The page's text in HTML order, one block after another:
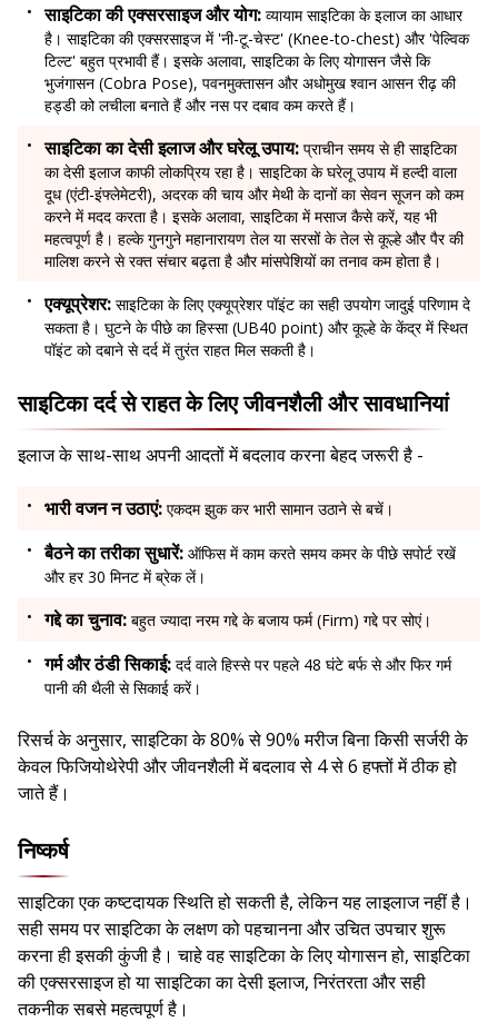
साइटिका की एक्सरसाइज और योग: व्यायाम साइटिका के इलाज का आधार
है। साइटिका की एक्सरसाइज में 'नी-टू-चेस्ट' (Knee-to-chest) और 'पेल्विक
टिल्ट' बहुत प्रभावी हैं। इसके अलावा, साइटिका के लिए योगासन जैसे कि
भुजंगासन (Cobra Pose), पवनमुक्तासन और अधोमुख श्वान आसन रीढ़ की
हड्डी को लचीला बनाते हैं और नस पर दबाव कम करते हैं।
साइटिका का देसी इलाज और घरेलू उपाय: प्राचीन समय से ही साइटिका
का देसी इलाज काफी लोकप्रिय रहा है। साइटिका के घरेलू उपाय में हल्दी वाला
दूध (एंटी-इंफ्लेमेटरी), अदरक की चाय और मेथी के दानों का सेवन सूजन को कम
करने में मदद करता है। इसके अलावा, साइटिका में मसाज कैसे करें, यह भी
महत्वपूर्ण है। हल्के गुनगुने महानारायण तेल या सरसों के तेल से कूल्हे और पैर की
मालिश करने से रक्त संचार बढ़ता है और मांसपेशियों का तनाव कम होता है।
एक्यूप्रेशर: साइटिका के लिए एक्यूप्रेशर पॉइंट का सही उपयोग जादुई परिणाम दे
सकता है। घुटने के पीछे का हिस्सा (UB40 point) और कूल्हे के केंद्र में स्थित
पॉइंट को दबाने से दर्द में तुरंत राहत मिल सकती है।
साइटिका दर्द से राहत के लिए जीवनशैली और सावधानियां
इलाज के साथ-साथ अपनी आदतों में बदलाव करना बेहद जरूरी है -
भारी वजन न उठाएं: एकदम झुक कर भारी सामान उठाने से बचें।
बैठने का तरीका सुधारें: ऑफिस में काम करते समय कमर के पीछे सपोर्ट रखें
और हर 30 मिनट में ब्रेक लें।
गद्दे का चुनाव: बहुत ज्यादा नरम गद्दे के बजाय फर्म (Firm) गद्दे पर सोएं।
गर्म और ठंडी सिकाई: दर्द वाले हिस्से पर पहले 48 घंटे बर्फ से और फिर गर्म
पानी की थैली से सिकाई करें।
रिसर्च के अनुसार, साइटिका के 80% से 90% मरीज बिना किसी सर्जरी के
केवल फिजियोथेरेपी और जीवनशैली में बदलाव से 4 से 6 हफ्तों में ठीक हो
जाते हैं।
निष्कर्ष
साइटिका एक कष्टदायक स्थिति हो सकती है, लेकिन यह लाइलाज नहीं है।
सही समय पर साइटिका के लक्षण को पहचानना और उचित उपचार शुरू
करना ही इसकी कुंजी है। चाहे वह साइटिका के लिए योगासन हो, साइटिका
की एक्सरसाइज हो या साइटिका का देसी इलाज, निरंतरता और सही
तकनीक सबसे महत्वपूर्ण है।